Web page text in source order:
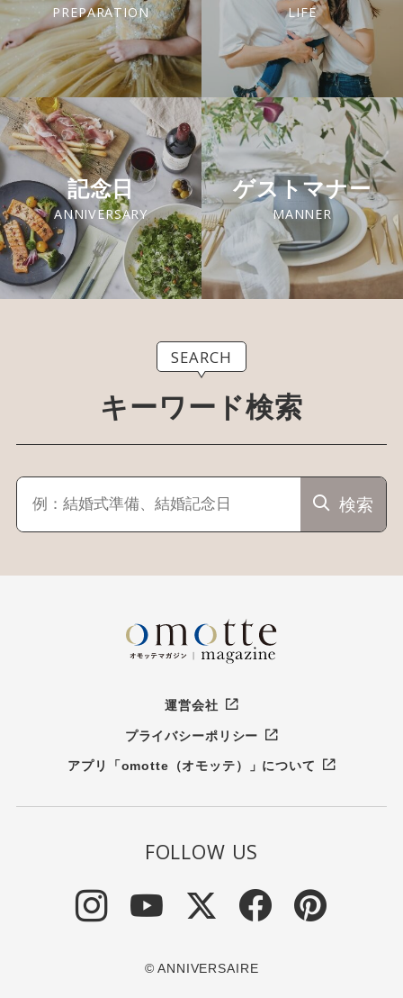
PREPARATION LIFE
記念日
ANNIVERSARY
ゲストマナー
MANNER
SEARCH
キーワード検索
検索
運営会社
プライバシーポリシー
アプリ「omotte（オモッテ）」について
FOLLOW US
© ANNIVERSAIRE